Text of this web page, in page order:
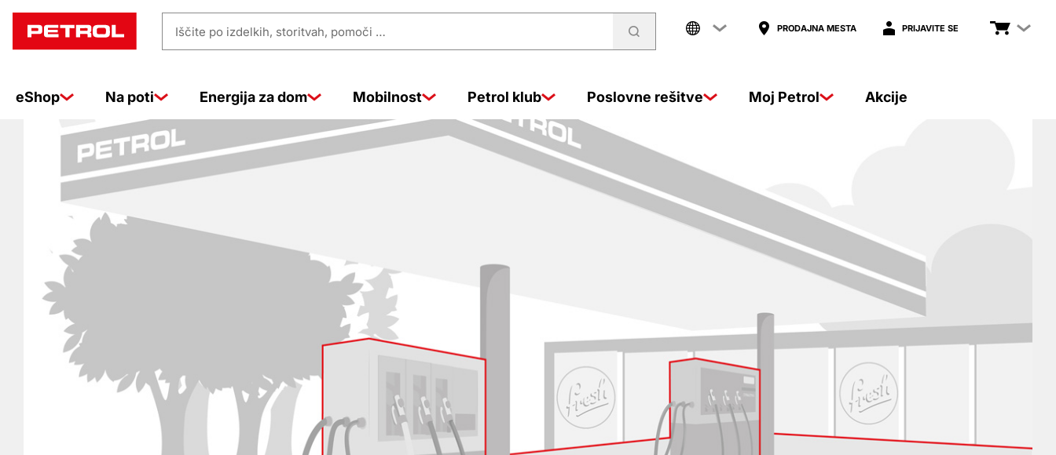
Prodajna
mesta
Iščite
storitvah,
…
PRODAJNA MESTA PRIJAVITE SE
eShop Na poti Energija za dom Mobilnost Petrol klub Poslovne rešitve Moj Petrol Akcije